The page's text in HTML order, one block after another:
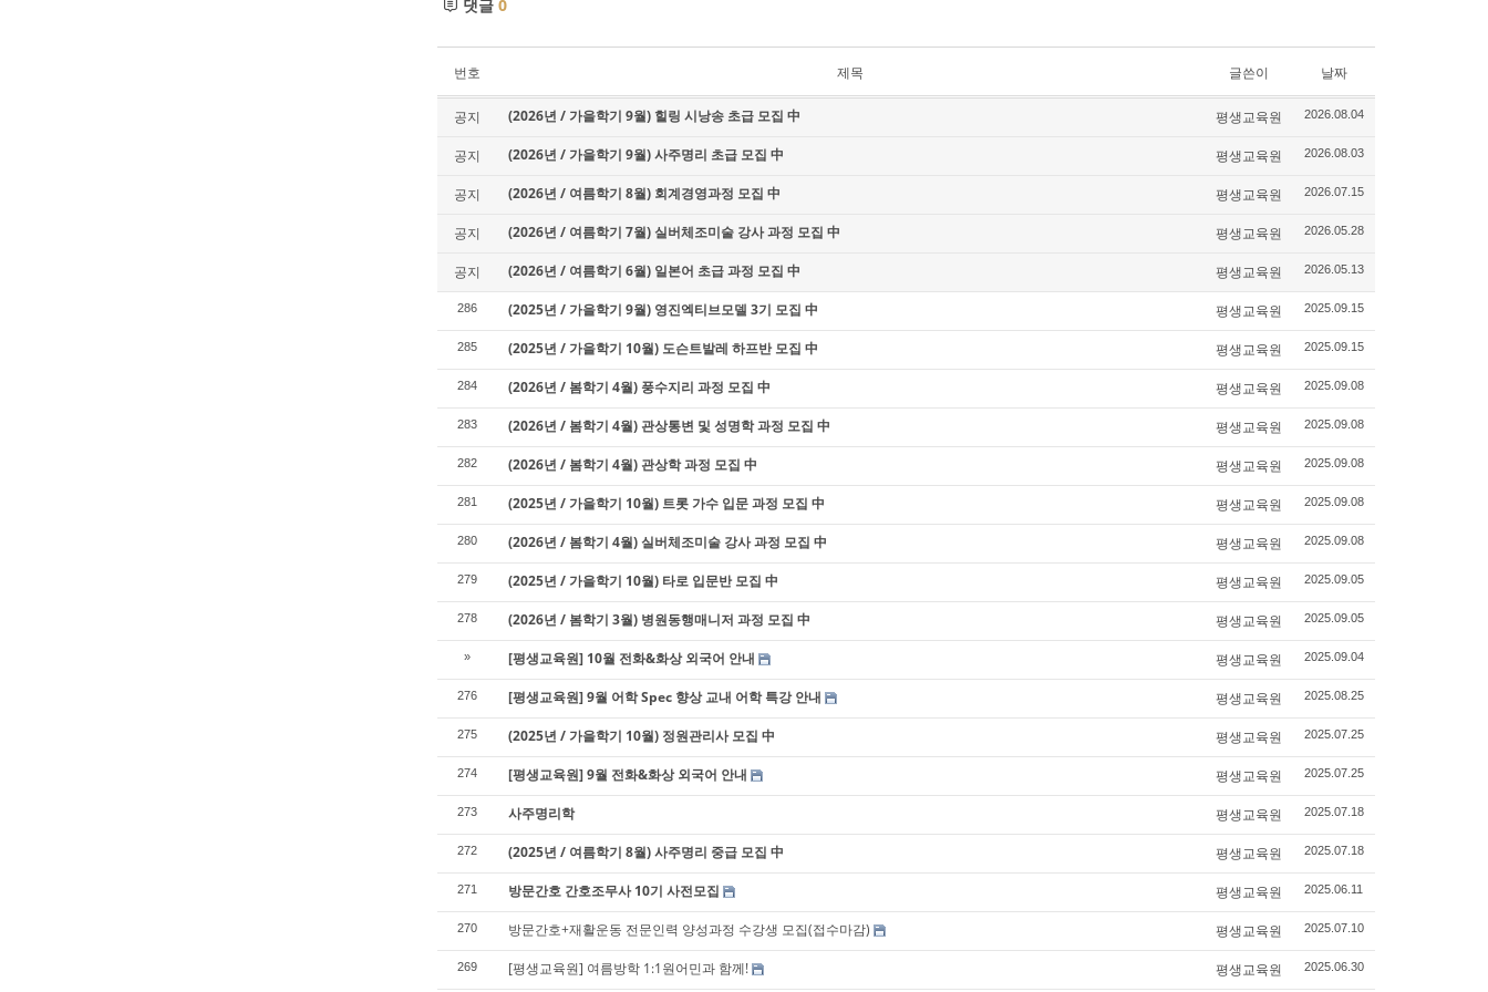
댓글 0
번호 제목 글쓴이 날짜
공지 (2026년 / 가을학기 9월) 힐링 시낭송 초급 모집 中 평생교육원 2026.08.04
공지 (2026년 / 가을학기 9월) 사주명리 초급 모집 中 평생교육원 2026.08.03
공지 (2026년 / 여름학기 8월) 회계경영과정 모집 中 평생교육원 2026.07.15
공지 (2026년 / 여름학기 7월) 실버체조미술 강사 과정 모집 中 평생교육원 2026.05.28
공지 (2026년 / 여름학기 6월) 일본어 초급 과정 모집 中 평생교육원 2026.05.13
286 (2025년 / 가을학기 9월) 영진엑티브모델 3기 모집 中 평생교육원 2025.09.15
285 (2025년 / 가을학기 10월) 도슨트발레 하프반 모집 中 평생교육원 2025.09.15
284 (2026년 / 봄학기 4월) 풍수지리 과정 모집 中 평생교육원 2025.09.08
283 (2026년 / 봄학기 4월) 관상통변 및 성명학 과정 모집 中 평생교육원 2025.09.08
282 (2026년 / 봄학기 4월) 관상학 과정 모집 中 평생교육원 2025.09.08
281 (2025년 / 가을학기 10월) 트롯 가수 입문 과정 모집 中 평생교육원 2025.09.08
280 (2026년 / 봄학기 4월) 실버체조미술 강사 과정 모집 中 평생교육원 2025.09.08
279 (2025년 / 가을학기 10월) 타로 입문반 모집 中 평생교육원 2025.09.05
278 (2026년 / 봄학기 3월) 병원동행매니저 과정 모집 中 평생교육원 2025.09.05
» [평생교육원] 10월 전화&화상 외국어 안내 평생교육원 2025.09.04
276 [평생교육원] 9월 어학 Spec 향상 교내 어학 특강 안내 평생교육원 2025.08.25
275 (2025년 / 가을학기 10월) 정원관리사 모집 中 평생교육원 2025.07.25
274 [평생교육원] 9월 전화&화상 외국어 안내 평생교육원 2025.07.25
273 사주명리학 평생교육원 2025.07.18
272 (2025년 / 여름학기 8월) 사주명리 중급 모집 中 평생교육원 2025.07.18
271 방문간호 간호조무사 10기 사전모집 평생교육원 2025.06.11
270 방문간호+재활운동 전문인력 양성과정 수강생 모집(접수마감) 평생교육원 2025.07.10
269 [평생교육원] 여름방학 1:1원어민과 함께! 평생교육원 2025.06.30